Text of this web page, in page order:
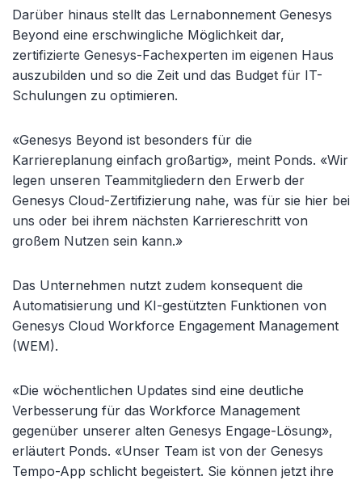
Darüber hinaus stellt das Lernabonnement Genesys
Beyond eine erschwingliche Möglichkeit dar,
zertifizierte Genesys-Fachexperten im eigenen Haus
auszubilden und so die Zeit und das Budget für IT-
Schulungen zu optimieren.
«Genesys Beyond ist besonders für die
Karriereplanung einfach großartig», meint Ponds. «Wir
legen unseren Teammitgliedern den Erwerb der
Genesys Cloud-Zertifizierung nahe, was für sie hier bei
uns oder bei ihrem nächsten Karriereschritt von
großem Nutzen sein kann.»
Das Unternehmen nutzt zudem konsequent die
Automatisierung und KI-gestützten Funktionen von
Genesys Cloud Workforce Engagement Management
(WEM).
«Die wöchentlichen Updates sind eine deutliche
Verbesserung für das Workforce Management
gegenüber unserer alten Genesys Engage-Lösung»,
erläutert Ponds. «Unser Team ist von der Genesys
Tempo-App schlicht begeistert. Sie können jetzt ihre